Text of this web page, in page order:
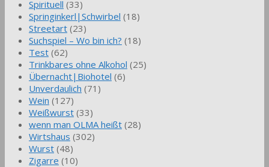
Spirituell (33)
Springinkerl|Schwirbel (18)
Streetart (23)
Suchspiel – Wo bin ich? (18)
Test (62)
Trinkbares ohne Alkohol (25)
Übernacht|Biohotel (6)
Unverdaulich (71)
Wein (127)
Weißwurst (33)
wenn man OLMA heißt (28)
Wirtshaus (302)
Wurst (48)
Zigarre (10)